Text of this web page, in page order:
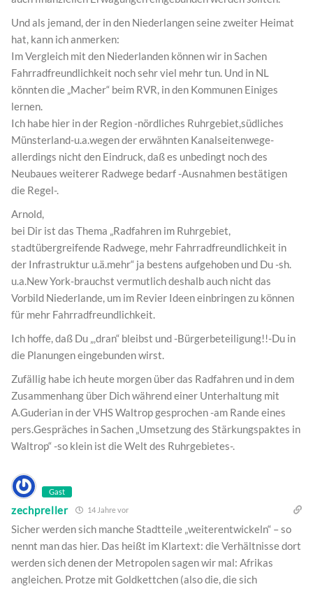
Und als jemand, der in den Niederlangen seine zweiter Heimat
hat, kann ich anmerken:
Im Vergleich mit den Niederlanden können wir in Sachen
Fahrradfreundlichkeit noch sehr viel mehr tun. Und in NL
könnten die „Macher“ beim RVR, in den Kommunen Einiges
lernen.
Ich habe hier in der Region -nördliches Ruhrgebiet,südliches
Münsterland-u.a.wegen der erwähnten Kanalseitenwege-
allerdings nicht den Eindruck, daß es unbedingt noch des
Neubaues weiterer Radwege bedarf -Ausnahmen bestätigen
die Regel-.
Arnold,
bei Dir ist das Thema „Radfahren im Ruhrgebiet,
stadtübergreifende Radwege, mehr Fahrradfreundlichkeit in
der Infrastruktur u.ä.mehr“ ja bestens aufgehoben und Du -sh.
u.a.New York-brauchst vermutlich deshalb auch nicht das
Vorbild Niederlande, um im Revier Ideen einbringen zu können
für mehr Fahrradfreundlichkeit.
Ich hoffe, daß Du „‚dran“ bleibst und -Bürgerbeteiligung!!-Du in
die Planungen eingebunden wirst.
Zufällig habe ich heute morgen über das Radfahren und in dem
Zusammenhang über Dich während einer Unterhaltung mit
A.Guderian in der VHS Waltrop gesprochen -am Rande eines
pers.Gespräches in Sachen „Umsetzung des Stärkungspaktes in
Waltrop“ -so klein ist die Welt des Ruhrgebietes-.
Gast
zechpreller 14 Jahre vor
Sicher werden sich manche Stadtteile „weiterentwickeln“ – so
nennt man das hier. Das heißt im Klartext: die Verhältnisse dort
werden sich denen der Metropolen sagen wir mal: Afrikas
angleichen. Protze mit Goldkettchen (also die, die sich